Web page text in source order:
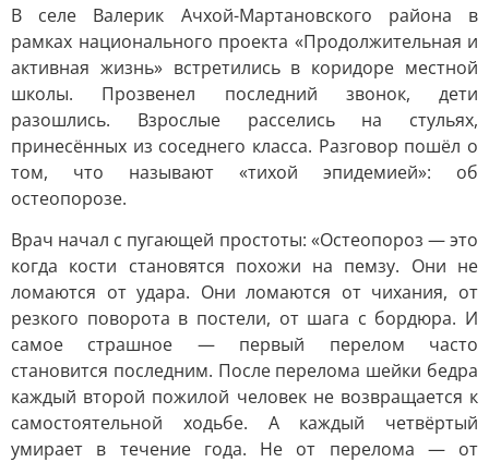
В селе Валерик Ачхой-Мартановского района в
рамках национального проекта «Продолжительная и
активная жизнь» встретились в коридоре местной
школы. Прозвенел последний звонок, дети
разошлись. Взрослые расселись на стульях,
принесённых из соседнего класса. Разговор пошёл о
том, что называют «тихой эпидемией»: об
остеопорозе.
Врач начал с пугающей простоты: «Остеопороз — это
когда кости становятся похожи на пемзу. Они не
ломаются от удара. Они ломаются от чихания, от
резкого поворота в постели, от шага с бордюра. И
самое страшное — первый перелом часто
становится последним. После перелома шейки бедра
каждый второй пожилой человек не возвращается к
самостоятельной ходьбе. А каждый четвёртый
умирает в течение года. Не от перелома — от